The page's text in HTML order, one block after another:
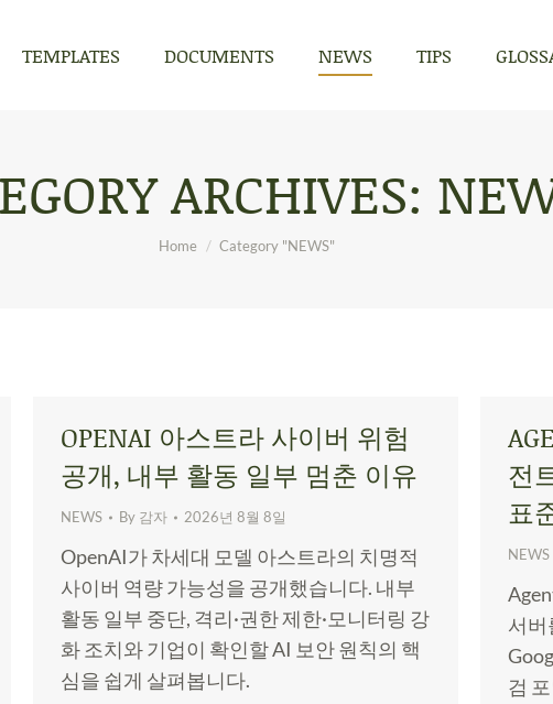
TEMPLATES DOCUMENTS NEWS TIPS
ARCHIVES:
You are here:
Home Category "NEWS"
OPENAI 아스트라 사이버 위험
공개, 내부 활동 일부 멈춘 이유
NEWS By 감자 2026년 8월 8일
OpenAI가 차세대 모델 아스트라의 치명적
사이버 역량 가능성을 공개했습니다. 내부
활동 일부 중단, 격리·권한 제한·모니터링 강
화 조치와 기업이 확인할 AI 보안 원칙의 핵
심을 쉽게 살펴봅니다.
전
표
NEWS
서버
검